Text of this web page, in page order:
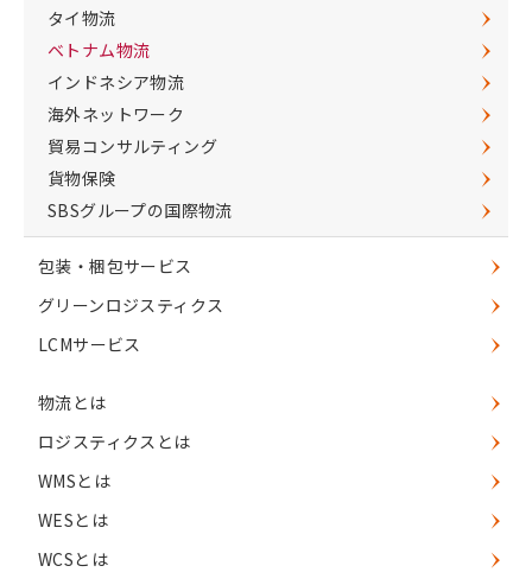
タイ物流
ベトナム物流
インドネシア物流
海外ネットワーク
貿易コンサルティング
貨物保険
SBSグループの国際物流
包装・梱包サービス
グリーンロジスティクス
LCMサービス
物流とは
ロジスティクスとは
WMSとは
WESとは
WCSとは